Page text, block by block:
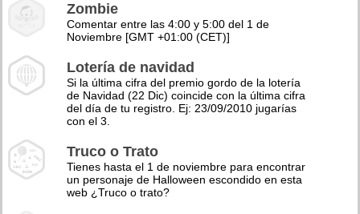
Zombie
Comentar entre las 4:00 y 5:00 del 1 de
Noviembre [GMT +01:00 (CET)]
Lotería de navidad
Si la última cifra del premio gordo de la lotería
de Navidad (22 Dic) coincide con la última cifra
del día de tu registro. Ej: 23/09/2010 jugarías
con el 3.
Truco o Trato
Tienes hasta el 1 de noviembre para encontrar
un personaje de Halloween escondido en esta
web ¿Truco o trato?